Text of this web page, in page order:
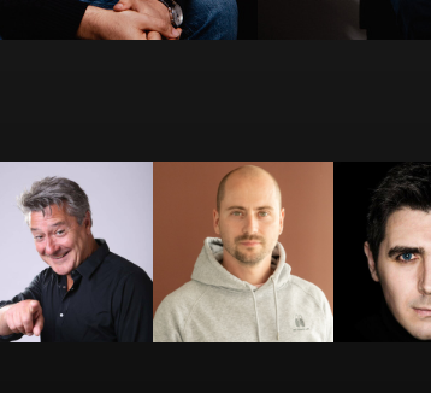
Antoine
Vandenberghe
Arthur Loisel